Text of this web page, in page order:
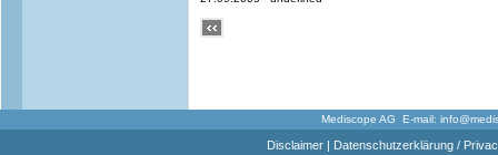
Mediscope AG E-mail:
Disclaimer| Datenschutzerklärung /